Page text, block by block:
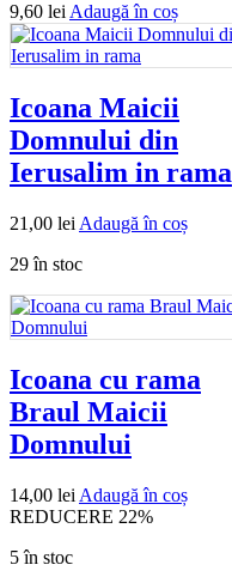
9,60 lei Adaugă în coș
Icoana Maicii
Domnului din
Ierusalim in rama
21,00 lei Adaugă în coș
29 în stoc
Icoana cu rama
Braul Maicii
Domnului
14,00 lei Adaugă în coș
REDUCERE 22%
5 în stoc